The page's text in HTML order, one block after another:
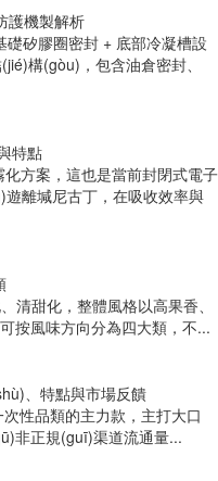
護機製解析
矽膠圈密封 + 底部冷凝槽設
構(gòu)，包含油倉密封、
特點
方案，這也是當前封閉式電子
離堿尼古丁，在吸收效率與
清甜化，整體風格以高果香、
按風味方向分為四大類，不...
、特點與市場反饋
性品類的主力款，主打大口
非正規(guī)渠道流通量...